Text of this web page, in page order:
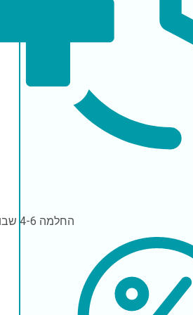
החלמה 4-6 שבועות